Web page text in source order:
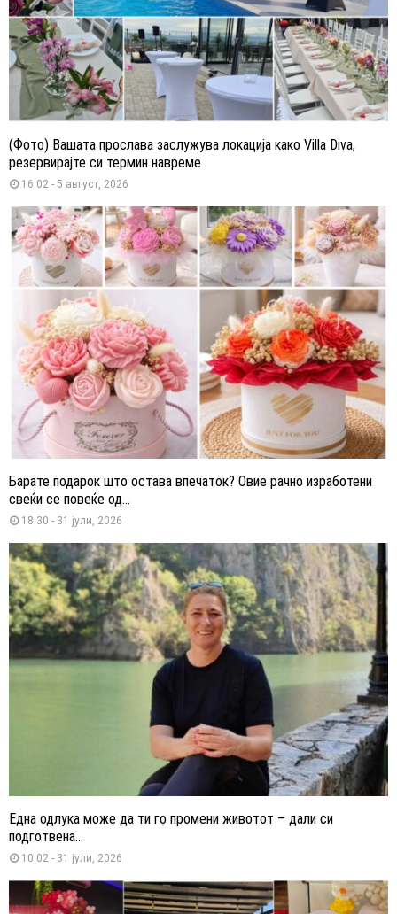
(Фото) Вашата прослава заслужува локација како Villa Diva,
резервирајте си термин навреме
16:02 - 5 август, 2026
Барате подарок што остава впечаток? Овие рачно изработени
свеќи се повеќе од...
18:30 - 31 јули, 2026
Една одлука може да ти го промени животот – дали си
подготвена...
10:02 - 31 јули, 2026